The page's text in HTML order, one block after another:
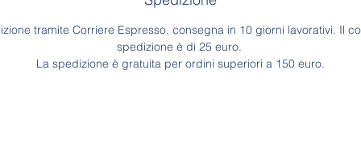
tramite Corriere Espresso, consegna in 10 giorni lavorativi. Il
spedizione è di 25 euro.
La spedizione è gratuita per ordini superiori a 150 euro.